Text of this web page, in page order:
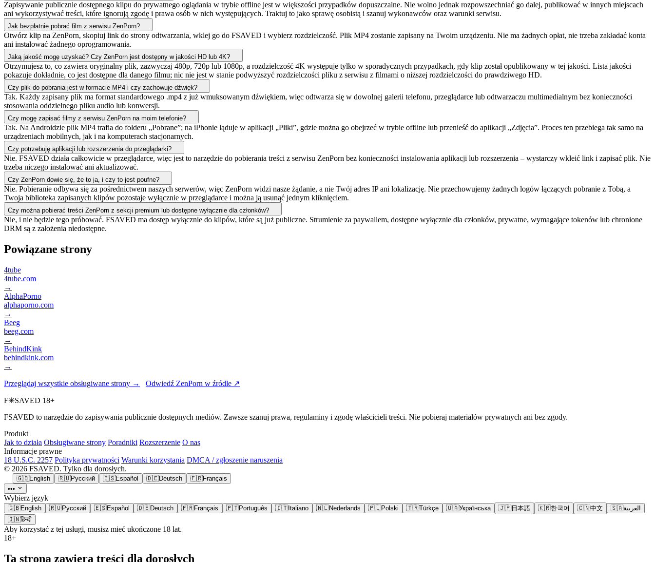
Zapisywanie publicznie dostępnego klipu do prywatnego oglądania w trybie offline jest w większości przypadków dopuszczalne. Nie wolno jednak rozpowszechniać go dalej, publikować w innych miejscach
ani wykorzystywać treści, które ignorują zgodę i prawa osób w nich występujących. Traktuj to jako sprawę osobistą i szanuj wykonawców oraz warunki serwisu.
Jak bezpłatnie pobrać film z serwisu ZenPorn?
Otwórz klip na ZenPorn, skopiuj link do strony odtwarzania, wklej go do FSAVED i wybierz rozdzielczość. Plik MP4 zostanie zapisany na Twoim urządzeniu. Nie ma żadnych opłat, nie trzeba zakładać konta
ani instalować żadnego oprogramowania.
Jaką jakość mogę uzyskać? Czy ZenPorn jest dostępny w jakości HD lub 4K?
Otrzymujesz to, co zawiera oryginalny plik, zazwyczaj 480p, 720p lub 1080p, a rozdzielczość 4K występuje tylko w sporadycznych przypadkach, gdy klip został opublikowany w tej jakości. Lista jakości
pokazuje dokładnie, co jest dostępne dla danego filmu; nic nie jest w stanie podwyższyć rozdzielczości pliku z serwisu z filmami o niższej rozdzielczości do prawdziwego HD.
Czy plik do pobrania jest w formacie MP4 i czy zachowuje dźwięk?
Tak. Każdy zapisany plik ma format standardowego .mp4 z już wmuksowanym dźwiękiem, więc odtwarza się w dowolnej galerii telefonu, przeglądarce lub odtwarzaczu multimedialnym bez konieczności
stosowania oddzielnego pliku audio lub konwersji.
Czy mogę zapisać filmy z serwisu ZenPorn na moim telefonie?
Tak. Na Androidzie plik MP4 trafia do folderu „Pobrane”; na iPhonie ląduje w aplikacji „Pliki”, gdzie można go obejrzeć w trybie offline lub przenieść do aplikacji „Zdjęcia”. Proces ten przebiega tak samo na
urządzeniach mobilnych, jak i na komputerach stacjonarnych.
Czy potrzebuję aplikacji lub rozszerzenia do przeglądarki?
Nie. FSAVED działa całkowicie w przeglądarce, więc jest to narzędzie do pobierania treści z serwisu ZenPorn bez konieczności instalowania aplikacji lub rozszerzenia – wystarczy wkleić link i zapisać plik. Nie
trzeba niczego instalować ani aktualizować.
Czy ZenPorn dowie się, że to ja, i czy to jest poufne?
Nie. Pobieranie odbywa się za pośrednictwem naszych serwerów, więc ZenPorn widzi nasze żądanie, a nie Twój adres IP ani lokalizację. Nie przechowujemy żadnych logów łączących pobranie z Tobą, a
Twoja biblioteka zapisanych klipów pozostaje wyłącznie w przeglądarce i można ją usunąć jednym kliknięciem.
Czy można pobierać treści ZenPorn z sekcji premium lub dostępne wyłącznie dla członków?
Nie, i nie będzie tego próbować. FSAVED ma dostęp wyłącznie do klipów, które są już publiczne. Strumienie za paywallem, dostępne wyłącznie dla członków, prywatne, wymagające tokenów lub chronione
DRM są z założenia niedostępne.
Powiązane strony
4tube
4tube.com
→
AlphaPorno
alphaporno.com
→
Beeg
beeg.com
→
BehindKink
behindkink.com
→
Przeglądaj wszystkie obsługiwane strony → Odwiedź ZenPorn w źródle ↗
F✳SAVED 18+
FSAVED to narzędzie do zapisywania publicznie dostępnych mediów. Zawsze szanuj prawa, regulaminy i zgodę właścicieli treści. Nie pobieraj materiałów prywatnych ani bez zgody.
Produkt
Jak to działa Obsługiwane strony Poradniki Rozszerzenie O nas
Informacje prawne
18 U.S.C. 2257 Polityka prywatności Warunki korzystania DMCA / zgłoszenie naruszenia
© 2026 FSAVED. Tylko dla dorosłych.
🇬🇧English 🇷🇺Русский 🇪🇸Español 🇩🇪Deutsch 🇫🇷Français
•••
Wybierz język
🇬🇧English 🇷🇺Русский 🇪🇸Español 🇩🇪Deutsch 🇫🇷Français 🇵🇹Português 🇮🇹Italiano 🇳🇱Nederlands 🇵🇱Polski 🇹🇷Türkçe 🇺🇦Українська 🇯🇵日本語 🇰🇷한국어 🇨🇳中文 🇸🇦العربية
🇮🇳हिन्दी
Aby korzystać z tej usługi, musisz mieć ukończone 18 lat.
18+
Ta strona zawiera treści dla dorosłych